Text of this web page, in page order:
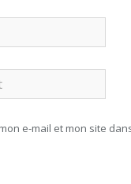
e-mail et mon site